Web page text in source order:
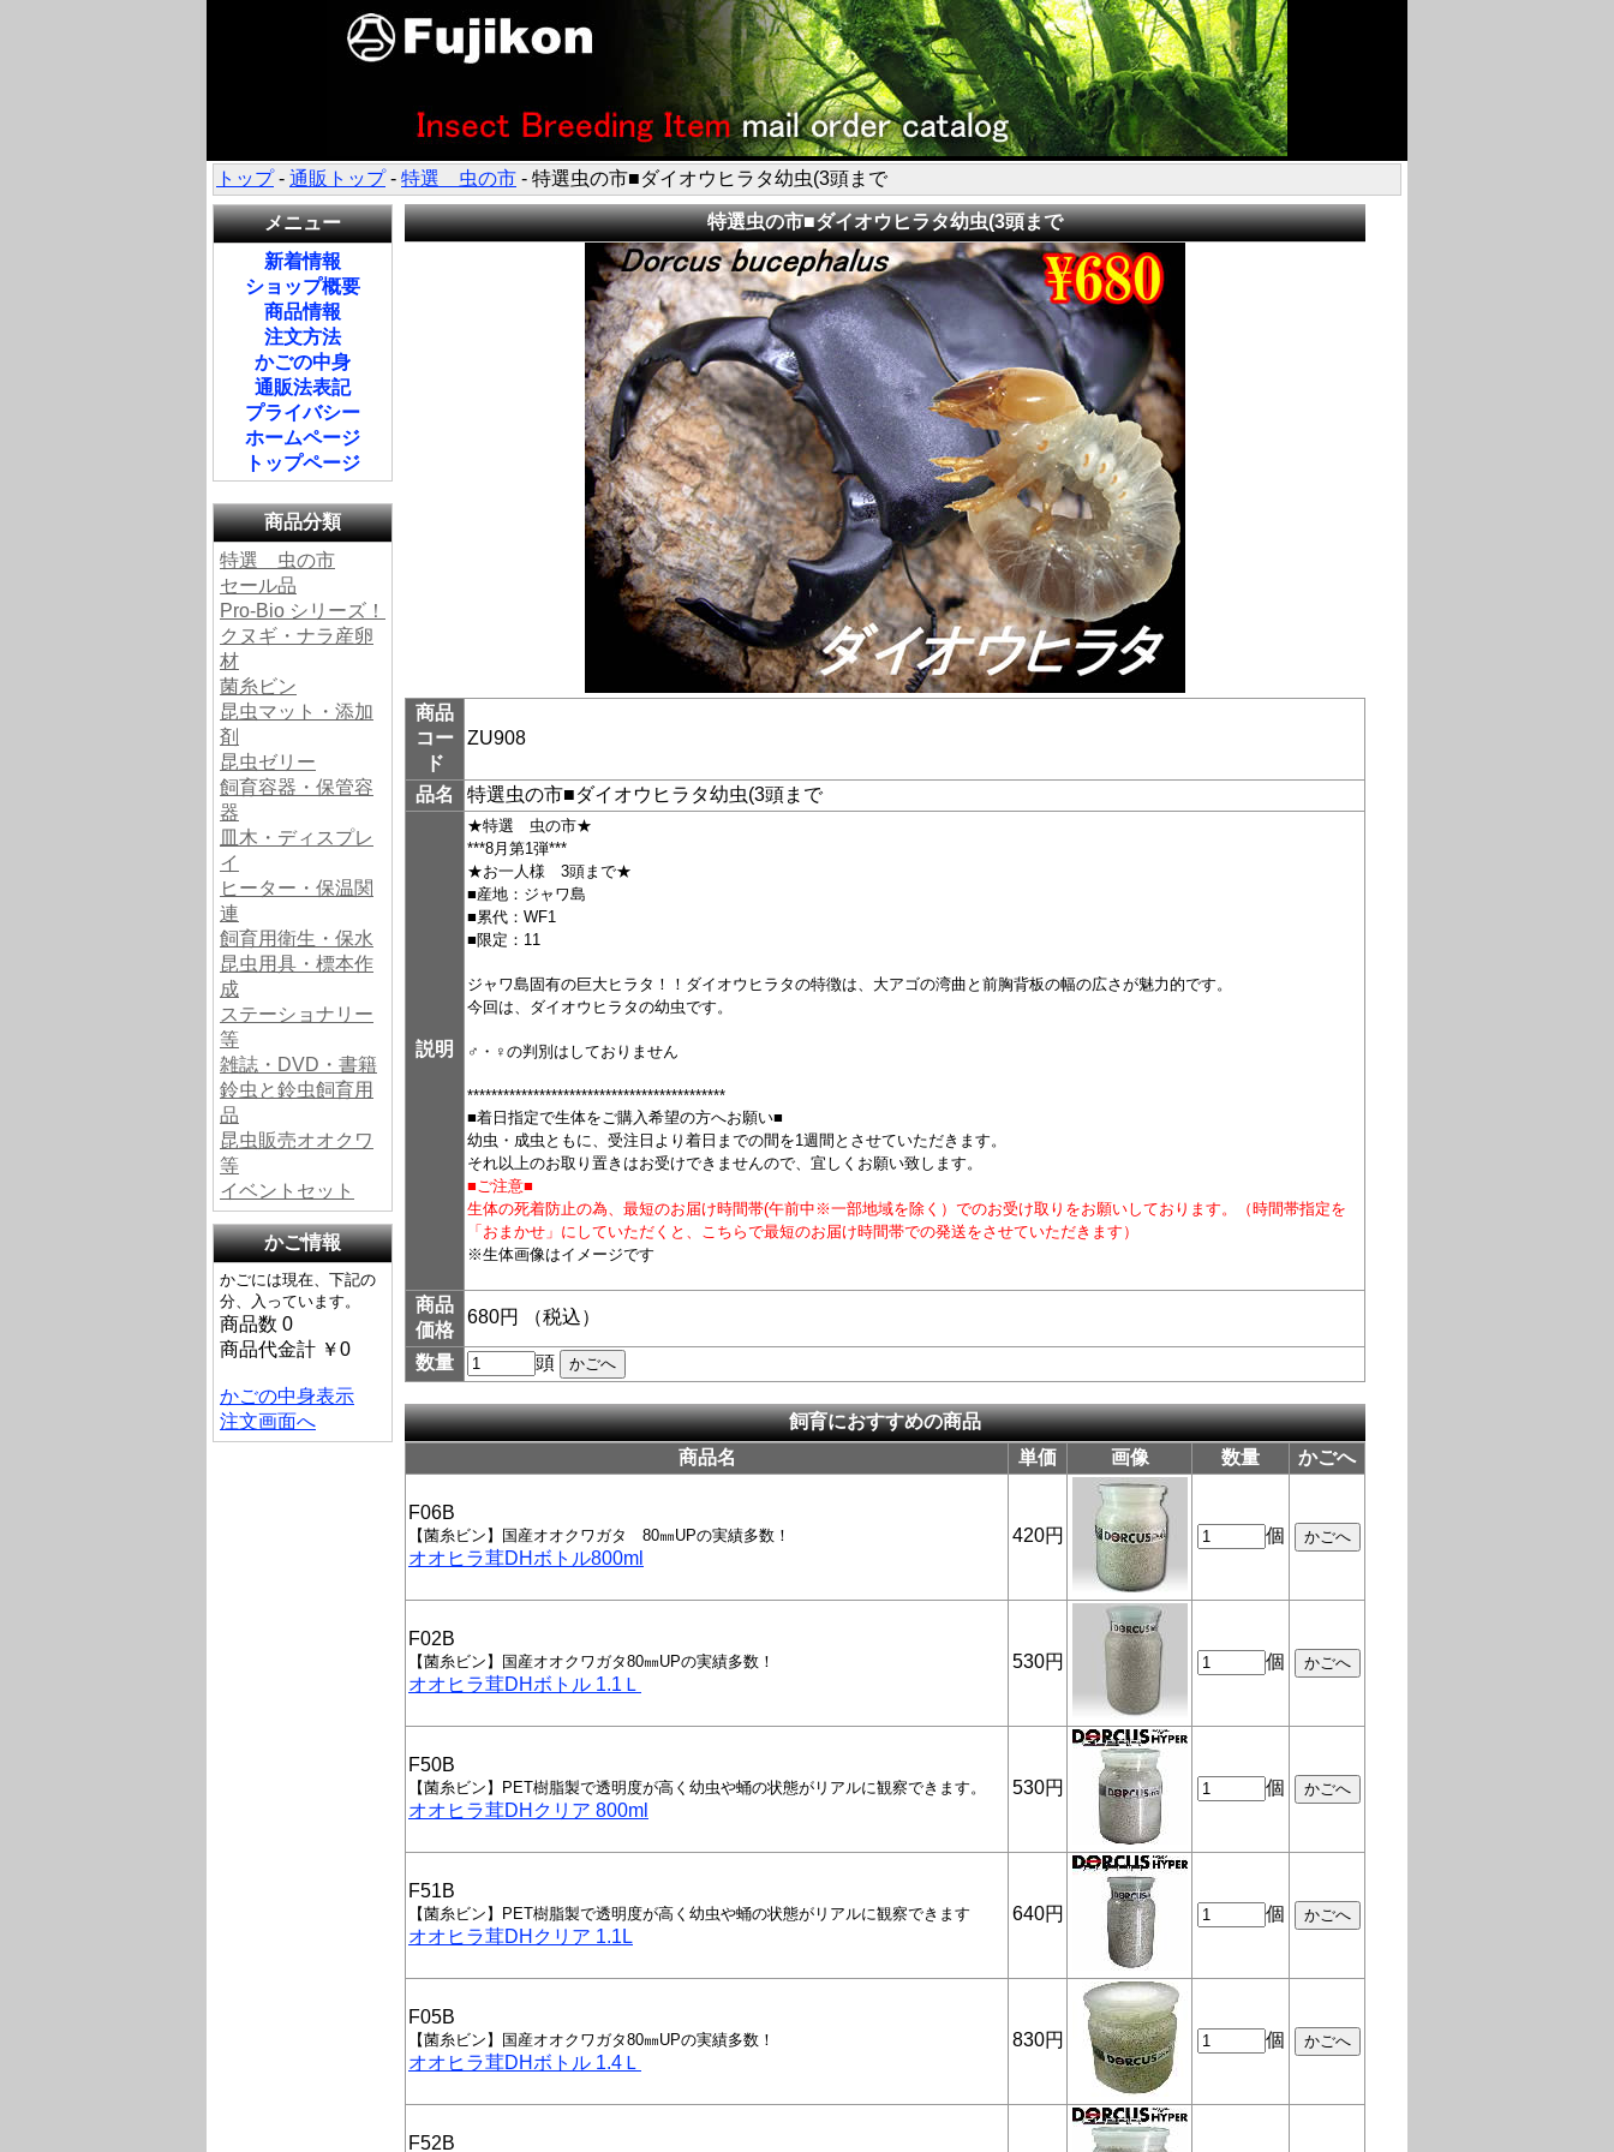
トップ- 通販トップ- 特選 虫の市 - 特選虫の市■ダイオウヒラタ幼虫(3頭まで
メニュー
新着情報
ショップ概要
商品情報
注文方法
かごの中身
通販法表記
プライバシー
ホームページ
トップページ
商品分類
特選 虫の市
セール品
Pro-Bio シリーズ！
クヌギ・ナラ産卵
材
菌糸ビン
昆虫マット・添加
剤
昆虫ゼリー
飼育容器・保管容
器
皿木・ディスプレ
イ
ヒーター・保温関
連
飼育用衛生・保水
昆虫用具・標本作
成
ステーショナリー
等
雑誌・DVD・書籍
鈴虫と鈴虫飼育用
品
昆虫販売オオクワ
等
イベントセット
かご情報
かごには現在、下記の
分、入っています。
商品数 0
商品代金計 ￥0
かごの中身表示
注文画面へ
特選虫の市■ダイオウヒラタ幼虫(3頭まで
商品
コー
ド
ZU908
品名 特選虫の市■ダイオウヒラタ幼虫(3頭まで
説明
★特選 虫の市★
***8月第1弾***
★お一人様 3頭まで★
■産地：ジャワ島
■累代：WF1
■限定：11
ジャワ島固有の巨大ヒラタ！！ダイオウヒラタの特徴は、大アゴの湾曲と前胸背板の幅の広さが魅力的です。
今回は、ダイオウヒラタの幼虫です。
♂・♀の判別はしておりません
*******************************************
■着日指定で生体をご購入希望の方へお願い■
幼虫・成虫ともに、受注日より着日までの間を1週間とさせていただきます。
それ以上のお取り置きはお受けできませんので、宜しくお願い致します。
■ご注意■
生体の死着防止の為、最短のお届け時間帯(午前中※一部地域を除く）でのお受け取りをお願いしております。（時間帯指定を
「おまかせ」にしていただくと、こちらで最短のお届け時間帯での発送をさせていただきます）
※生体画像はイメージです
商品
価格
680円 （税込）
数量 頭
飼育におすすめの商品
商品名
単価 画像 数量 かごへ
F06B
【菌糸ビン】国産オオクワガタ 80㎜UPの実績多数！
オオヒラ茸DHボトル800ml
420円 個
F02B
【菌糸ビン】国産オオクワガタ80㎜UPの実績多数！
オオヒラ茸DHボトル 1.1Ｌ
530円 個
F50B
【菌糸ビン】PET樹脂製で透明度が高く幼虫や蛹の状態がリアルに観察できます。
オオヒラ茸DHクリア 800ml
530円 個
F51B
【菌糸ビン】PET樹脂製で透明度が高く幼虫や蛹の状態がリアルに観察できます
オオヒラ茸DHクリア 1.1L
640円 個
F05B
【菌糸ビン】国産オオクワガタ80㎜UPの実績多数！
オオヒラ茸DHボトル 1.4Ｌ
830円 個
F52B